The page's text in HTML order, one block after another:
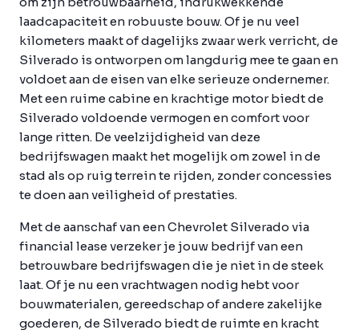
laadcapaciteit en robuuste bouw. Of je nu veel
kilometers maakt of dagelijks zwaar werk verricht, de
Silverado is ontworpen om langdurig mee te gaan en
voldoet aan de eisen van elke serieuze ondernemer.
Met een ruime cabine en krachtige motor biedt de
Silverado voldoende vermogen en comfort voor
lange ritten. De veelzijdigheid van deze
bedrijfswagen maakt het mogelijk om zowel in de
stad als op ruig terrein te rijden, zonder concessies
te doen aan veiligheid of prestaties.
Met de aanschaf van een Chevrolet Silverado via
financial lease verzeker je jouw bedrijf van een
betrouwbare bedrijfswagen die je niet in de steek
laat. Of je nu een vrachtwagen nodig hebt voor
bouwmaterialen, gereedschap of andere zakelijke
goederen, de Silverado biedt de ruimte en kracht